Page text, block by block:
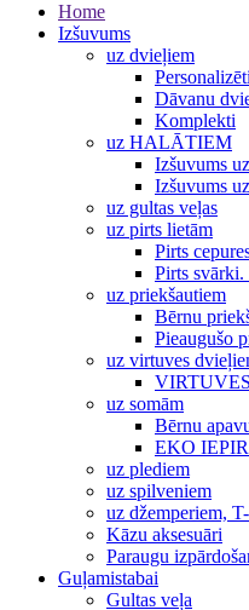
Home
Izšuvums
uz dvieļiem
Dāvanu
Komplekti
uz HALĀTIEM
Izšuvums
Izšuvums
uz gultas veļas
uz pirts lietām
Pirts
Pirts
uz priekšautiem
Bērnu
Pieaugušo
uz virtuves
uz somām
Bērnu
EKO
uz plediem
uz spilveniem
uz džemperiem,
Kāzu aksesuāri
Paraugu
Guļamistabai
Gultas veļa